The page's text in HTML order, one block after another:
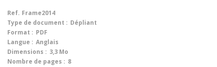
Ref. Frame2014
Type de document : Dépliant
Format : PDF
Langue : Anglais
Dimensions : 3,3 Mo
Nombre de pages : 8